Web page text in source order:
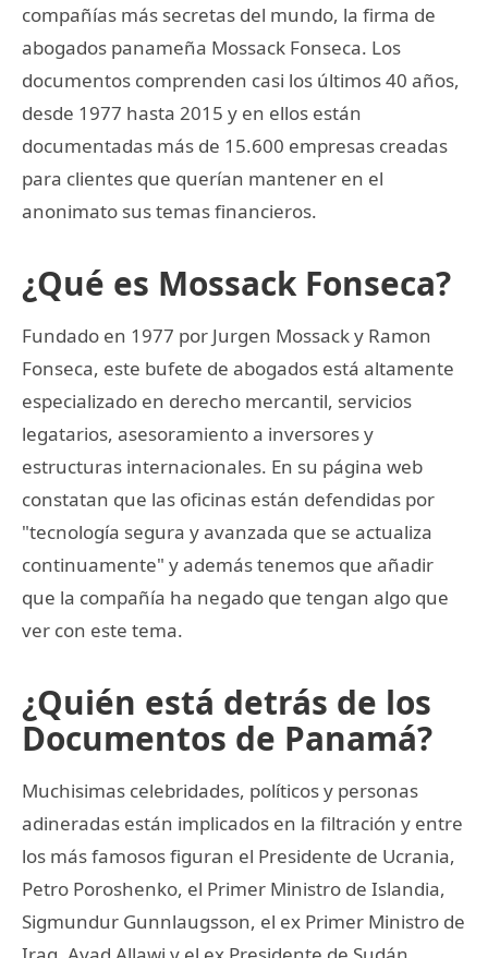
compañías más secretas del mundo, la firma de
abogados panameña Mossack Fonseca. Los
documentos comprenden casi los últimos 40 años,
desde 1977 hasta 2015 y en ellos están
documentadas más de 15.600 empresas creadas
para clientes que querían mantener en el
anonimato sus temas financieros.
¿Qué es Mossack Fonseca?
Fundado en 1977 por Jurgen Mossack y Ramon
Fonseca, este bufete de abogados está altamente
especializado en derecho mercantil, servicios
legatarios, asesoramiento a inversores y
estructuras internacionales. En su página web
constatan que las oficinas están defendidas por
"tecnología segura y avanzada que se actualiza
continuamente" y además tenemos que añadir
que la compañía ha negado que tengan algo que
ver con este tema.
¿Quién está detrás de los
Documentos de Panamá?
Muchisimas celebridades, políticos y personas
adineradas están implicados en la filtración y entre
los más famosos figuran el Presidente de Ucrania,
Petro Poroshenko, el Primer Ministro de Islandia,
Sigmundur Gunnlaugsson, el ex Primer Ministro de